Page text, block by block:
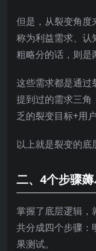
但是，从裂变角度
称为利益需求、认
粗略分的话，则是
这些需求都是通过
提到过的需求三角
乏的裂变目标+用
以上就是裂变的底
二、4个步骤
掌握了底层逻辑，
共分成四个步骤
果测试。